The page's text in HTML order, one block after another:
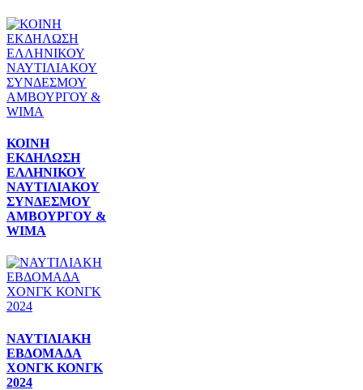
ΚΟΙΝΗ
ΕΚΔΗΛΩΣΗ
ΕΛΛΗΝΙΚΟΥ
ΝΑΥΤΙΛΙΑΚΟΥ
ΣΥΝΔΕΣΜΟΥ
ΑΜΒΟΥΡΓΟΥ &
WIMA
ΝΑΥΤΙΛΙΑΚΗ
ΕΒΔΟΜΑΔΑ
ΧΟΝΓΚ ΚΟΝΓΚ
2024